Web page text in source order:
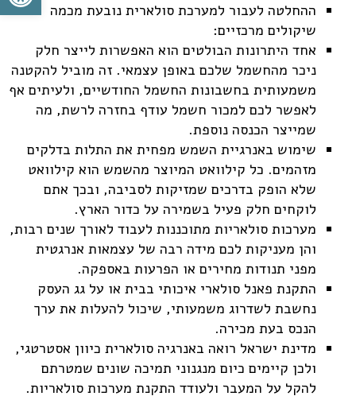
ההחלטה לעבור למערכת סולארית נובעת מכמה
שיקולים מרכזיים:
אחד היתרונות הבולטים הוא האפשרות לייצר חלק
ניכר מהחשמל שלכם באופן עצמאי. זה מוביל להקטנה
משמעותית בחשבונות החשמל החודשיים, ולעיתים אף
לאפשר לכם למכור חשמל עודף בחזרה לרשת, מה
שמייצר הכנסה נוספת.
שימוש באנרגיית השמש מפחית את התלות בדלקים
מזהמים. כל קילוואט המיוצר מהשמש הוא קילוואט
שלא הופק בדרכים שמזיקות לסביבה, ובכך אתם
לוקחים חלק פעיל בשמירה על כדור הארץ.
מערכות סולאריות מתוכננות לעבוד לאורך שנים רבות,
והן מעניקות לכם מידה רבה של עצמאות אנרגטית
מפני תנודות מחירים או הפרעות באספקה.
התקנת פאנל סולארי איכותי בבית או על גג העסק
נחשבת לשדרוג משמעותי, שיכול להעלות את ערך
הנכס בעת מכירה.
מדינת ישראל רואה באנרגיה סולארית כיוון אסטרטגי,
ולכן קיימים כיום מנגנוני תמיכה שונים שמטרתם
להקל על המעבר ולעודד התקנת מערכות סולאריות.